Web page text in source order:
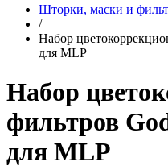
Шторки, маски и
/
Набор
для MLP
Набор
фильтров
для MLP